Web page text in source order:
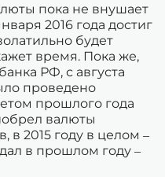
пока не внушает
2016 года достиг
будет
время. Пока же,
РФ, с августа
проведено
прошлого года
валюты
в 2015 году в целом –
в прошлом году –